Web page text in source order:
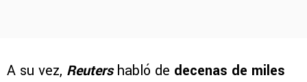
A su vez, Reutershabló de decenas de miles